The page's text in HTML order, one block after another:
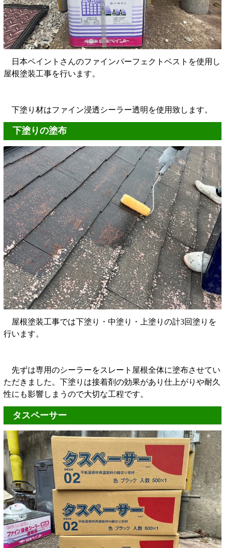
日本ペイントさんのファインパーフェクトベストを使用し
屋根塗装工事を行います。
下塗り材はファイン浸透シーラー透明を使用致します。
下塗りの塗布
屋根塗装工事では下塗り・中塗り・上塗りの計3回塗りを
行います。
先ずは専用のシーラーをスレート屋根全体に塗布させてい
ただきました。下塗りは接着剤の効果があり仕上がりや耐久
性にも影響しまうので大切な工程です。
タスペーサー